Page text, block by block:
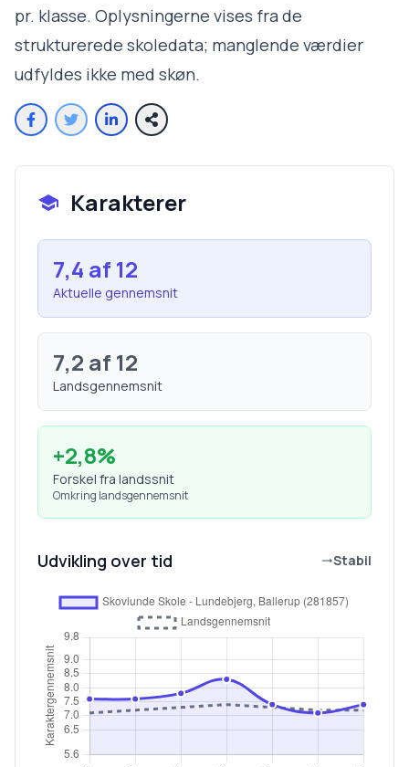
pr. klasse. Oplysningerne vises fra de
strukturerede skoledata; manglende værdier
udfyldes ikke med skøn.
Karakterer
7,4 af 12
Aktuelle gennemsnit
7,2 af 12
Landsgennemsnit
+2,8%
Forskel fra landssnit
Omkring landsgennemsnit
Udvikling over tid Stabil